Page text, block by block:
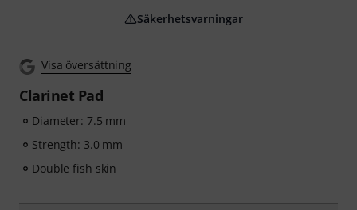
Visa översättning
Clarinet Pad
Diameter: 7.5 mm
Strength: 3.0 mm
Double fish skin
Säkerhetsvarningar